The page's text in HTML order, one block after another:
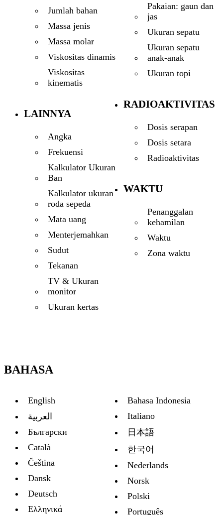
Jumlah bahan
Massa jenis
Massa molar
Viskositas dinamis
Viskositas
kinematis
LAINNYA
Angka
Frekuensi
Kalkulator Ukuran
Ban
Kalkulator ukuran
roda sepeda
Mata uang
Menterjemahkan
Sudut
Tekanan
TV & Ukuran
monitor
Ukuran kertas
Pakaian: gaun dan
jas
Ukuran sepatu
Ukuran sepatu
anak-anak
Ukuran topi
RADIOAKTIVITAS
Dosis serapan
Dosis setara
Radioaktivitas
WAKTU
Penanggalan
kehamilan
Waktu
Zona waktu
BAHASA
English
العربية
Български
Català
Čeština
Dansk
Deutsch
Ελληνικά
Bahasa Indonesia
Italiano
日本語
한국어
Nederlands
Norsk
Polski
Português